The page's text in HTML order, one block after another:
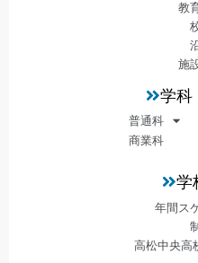
教
施
学科
普通科
商業科
学
年間ス
高松中央高